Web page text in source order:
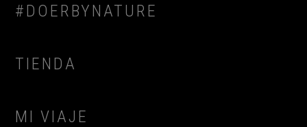
FOOTER
#DOERBYNATURE
TIENDA
MI VIAJE